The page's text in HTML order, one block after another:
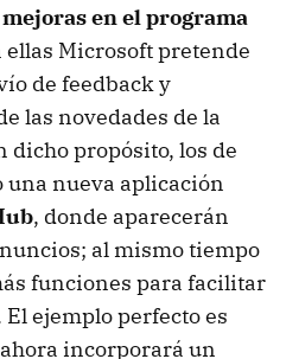
mejoras en el programa
ellas Microsoft pretende
de feedback y
las novedades de la
dicho propósito, los de
nueva aplicación
, donde aparecerán
al mismo tiempo
funciones para facilitar
ejemplo perfecto es
incorporará un